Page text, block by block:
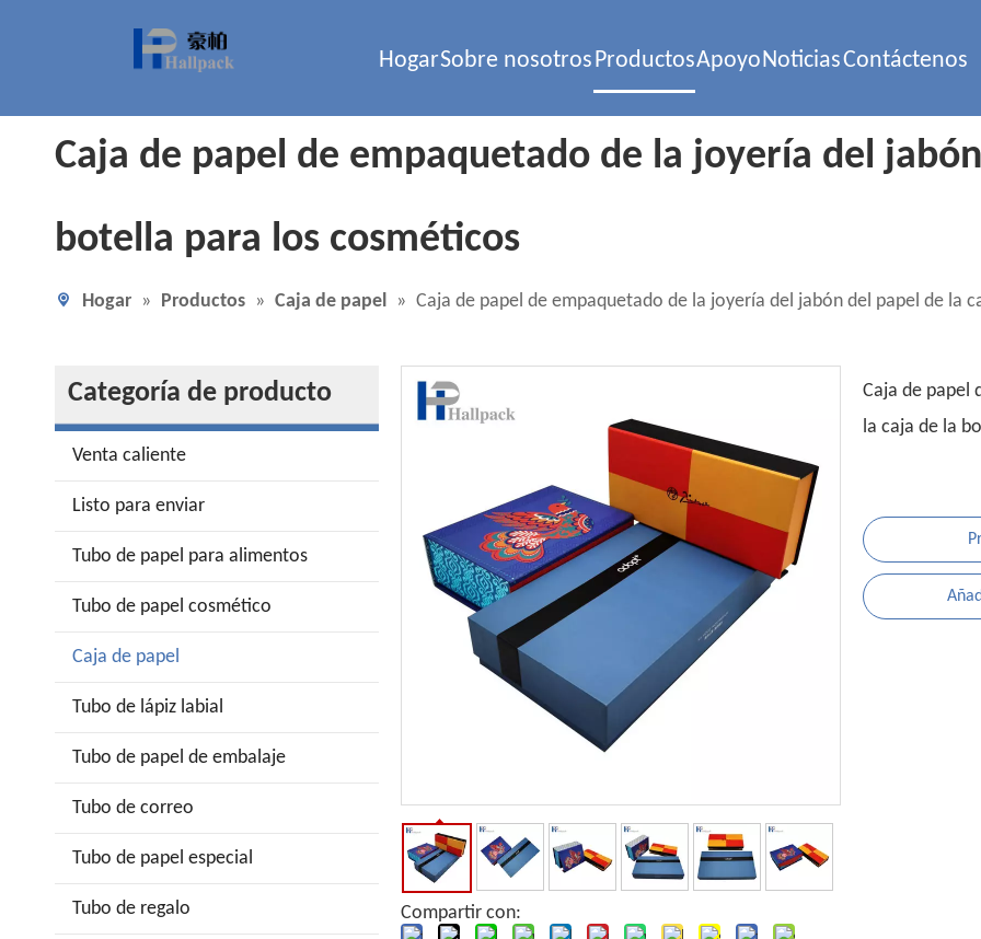
HogarSobre nosotrosProductosApoyoNoticiasContáctenos
Caja de papel de empaquetado de la joyería del
botella para los cosméticos
Hogar » Productos » Caja de papel » Caja de papel de empaquetado de la joyería del jabón del papel de la
Categoría de producto
Venta caliente
Listo para enviar
Tubo de papel para alimentos
Tubo de papel cosmético
Caja de papel
Tubo de lápiz labial
Tubo de papel de embalaje
Tubo de correo
Tubo de papel especial
Tubo de regalo Compartir con:
Caja de papel
la caja de la